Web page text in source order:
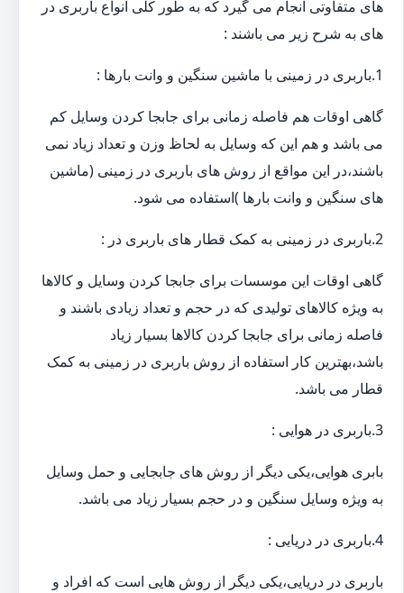
های متفاوتی انجام می گیرد که به طور کلی انواع باربری در
های به شرح زیر می باشند :
1.باربری در زمینی با ماشین سنگین و وانت بارها :
گاهی اوقات هم فاصله زمانی برای جابجا کردن وسایل کم
می باشد و هم این که وسایل به لحاظ وزن و تعداد زیاد نمی
باشند،در این مواقع از روش های باربری در زمینی (ماشین
های سنگین و وانت بارها )استفاده می شود.
2.باربری در زمینی به کمک قطار های باربری در :
گاهی اوقات این موسسات برای جابجا کردن وسایل و کالاها
به ویژه کالاهای تولیدی که در حجم و تعداد زیادی باشند و
فاصله زمانی برای جابجا کردن کالاها بسیار زیاد
باشد،بهترین کار استفاده از روش باربری در زمینی به کمک
قطار می باشد.
3.باربری در هوایی :
بابری هوایی،یکی دیگر از روش های جابجایی و حمل وسایل
به ویژه وسایل سنگین و در حجم بسیار زیاد می باشد.
4.باربری در دریایی :
باربری در دریایی،یکی دیگر از روش هایی است که افراد و